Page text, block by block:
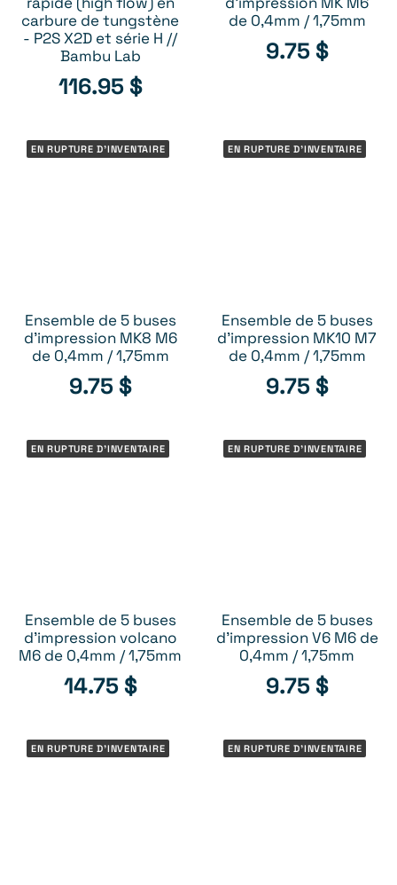
carbure de tungstène
- P2S X2D et série H //
Bambu Lab
116.95$
de 0,4mm / 1,75mm
9.75$
EN RUPTURE D'INVENTAIRE
RUPTURE D’INVENTAIRE
Ensemble de 5 buses
d’impression MK8 M6
de 0,4mm / 1,75mm
9.75$
EN RUPTURE D'INVENTAIRE
RUPTURE D’INVENTAIRE
Ensemble de 5 buses
d’impression MK10 M7
de 0,4mm / 1,75mm
9.75$
EN RUPTURE D'INVENTAIRE
RUPTURE D’INVENTAIRE
Ensemble de 5 buses
d’impression volcano
M6 de 0,4mm / 1,75mm
14.75$
EN RUPTURE D'INVENTAIRE
RUPTURE D’INVENTAIRE
Ensemble de 5 buses
d’impression V6 M6 de
0,4mm / 1,75mm
9.75$
EN RUPTURE D'INVENTAIRE EN RUPTURE D'INVENTAIRE